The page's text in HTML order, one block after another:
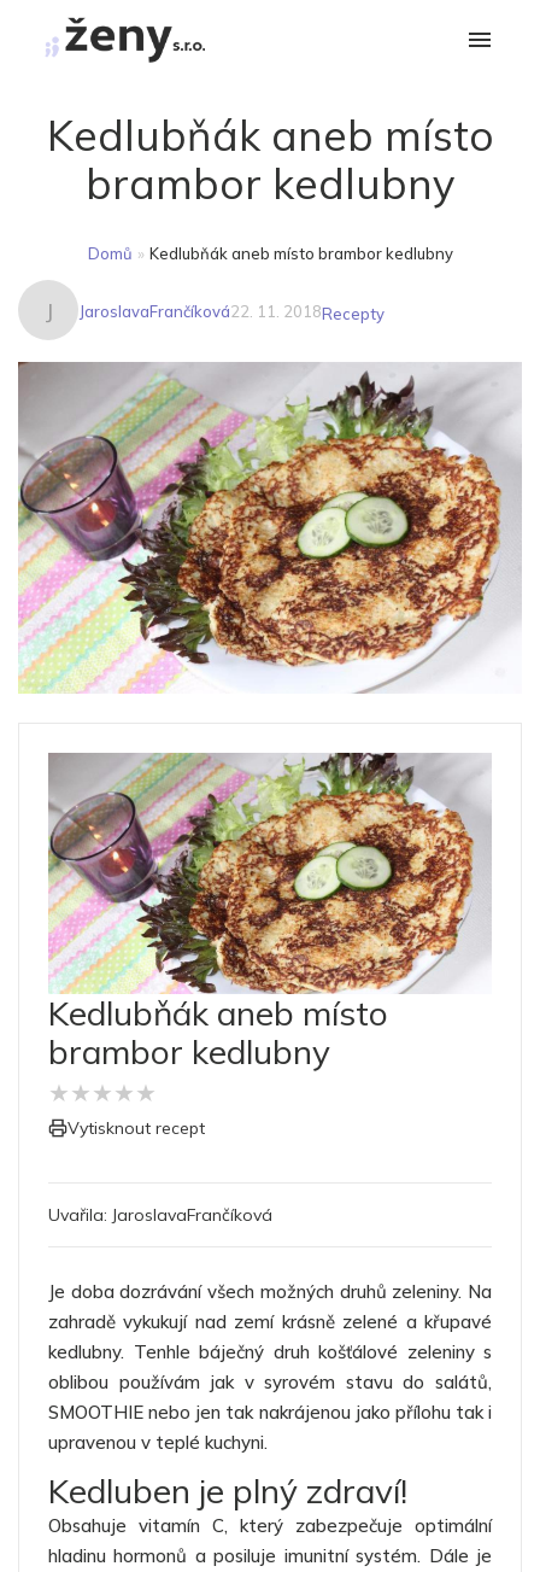
Kedlubňák aneb místo
brambor kedlubny
Domů » Kedlubňák aneb místo brambor kedlubny
J JaroslavaFrančíková22. 11. 2018Recepty
Kedlubňák aneb místo
brambor kedlubny
★★★★★
Vytisknout recept
Uvařila: JaroslavaFrančíková
Je doba dozrávání všech možných druhů zeleniny. Na
zahradě vykukují nad zemí krásně zelené a křupavé
kedlubny. Tenhle báječný druh košťálové zeleniny s
oblibou používám jak v syrovém stavu do salátů,
SMOOTHIE nebo jen tak nakrájenou jako přílohu tak i
upravenou v teplé kuchyni.
Kedluben je plný zdraví!
Obsahuje vitamín C, který zabezpečuje optimální
hladinu hormonů a posiluje imunitní systém. Dále je